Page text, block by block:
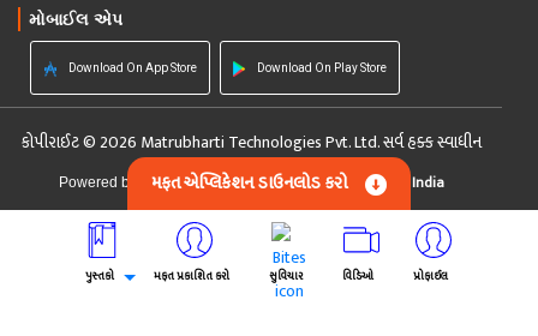
મોબાઈલ એપ
Download On App Store Download On Play Store
કોપીરાઈટ © 2026 Matrubharti Technologies Pvt. Ltd. સર્વ હક્ક સ્વાધીન
Powered by : Custom Software Development Company India
મફત એપ્લિકેશન ડાઉનલોડ કરો
પુસ્તકો મફત પ્રકાશિત કરો સુવિચાર વિડિઓ પ્રોફાઈલ